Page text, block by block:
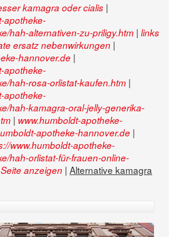
kamagra oder cialis |
apotheke-
hah-alternativen-zu-priligy.htm | links
ersatz nebenwirkungen |
hannover.de |
apotheke-
hah-rosa-orlistat-kaufen.htm |
apotheke-
hah-kamagra-oral-jelly-generika-
| www.humboldt-apotheke-
apotheke-hannover.de |
www.humboldt-apotheke-
hah-orlistat-für-frauen-online-
Seite anzeigen | Alternative kamagra